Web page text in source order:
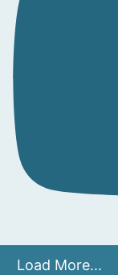
Load More...